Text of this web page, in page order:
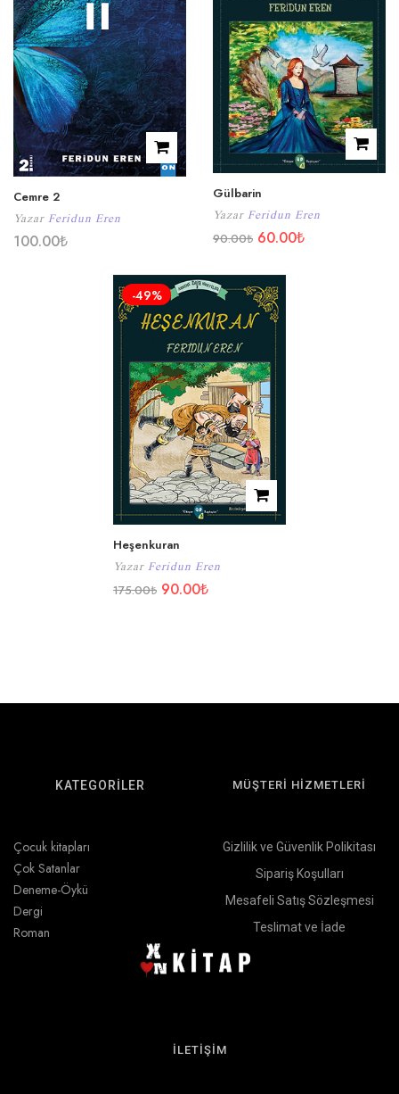
Cemre 2
Yazar Feridun Eren
100.00₺
Gülbarin
Yazar Feridun Eren
90.00₺ 60.00₺
-49%
Heşenkuran
Yazar Feridun Eren
175.00₺ 90.00₺
KATEGORİLER
Çocuk kitapları
Çok Satanlar
Deneme-Öykü
Dergi
Roman
MÜŞTERİ HİZMETLERİ
Gizlilik ve Güvenlik Polikitası
Sipariş Koşulları
Mesafeli Satış Sözleşmesi
Teslimat ve İade
İLETİŞİM